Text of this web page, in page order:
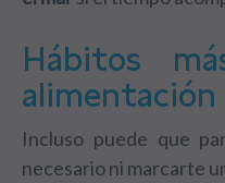
Hábitos
alimentación
Incluso puede que
necesario ni marcarte